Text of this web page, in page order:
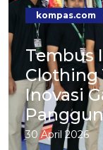
kompas.com
Tembus
Clothing
Inovasi
30 April 2026